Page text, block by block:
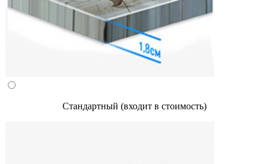
Стандартный (входит в стоимость)